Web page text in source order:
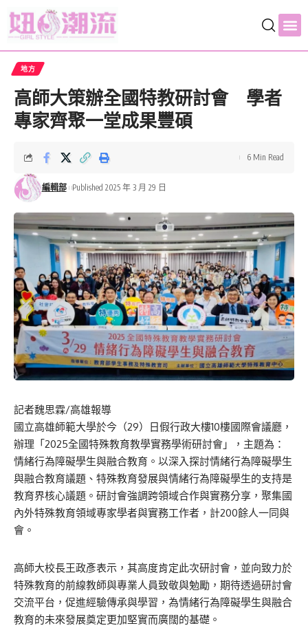
地方
高師大策辦全國特教研討會 學者
專家齊聚一堂成果豐碩
編輯部 Published 2025 年 3 月 29 日
6 Min Read
記者魏思霖/高雄報導
國立高雄師範大學於今（29）日假行政大樓10樓國際會議廳，
辦理「2025全國特殊教育教學實務學術研討會」，主題為：
情緒行為障礙學生與融合教育。以深入探討情緒行為障礙學生
與融合教育議題、特殊教育發展與情緒行為障礙學生的支持是
教育界核心議題。研討會強調跨領域合作與實務分享，聚集國
內外特殊教育領域專家學者與實務工作者，計200餘人一同與
會。
高師大校長王政彥表示，其高度肯定此次研討會，並向致力於
特殊教育的前線教師與專業人員致敬與勉勵，期待透過研討會
交流平台，促進經驗傳承與學習，為情緒行為障礙學生與融合
教育的未來發展奠定更加堅實而廣闊的基礎。